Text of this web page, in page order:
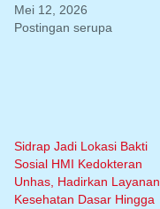
Mei 12, 2026
Postingan serupa
Sidrap Jadi Lokasi Bakti
Sosial HMI Kedokteran
Unhas, Hadirkan Layanan
Kesehatan Dasar Hingga